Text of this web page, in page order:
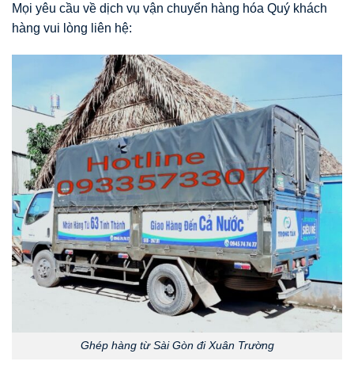
Mọi yêu cầu về dịch vụ vận chuyển hàng hóa Quý khách
hàng vui lòng liên hệ:
Ghép hàng từ Sài Gòn đi Xuân Trường